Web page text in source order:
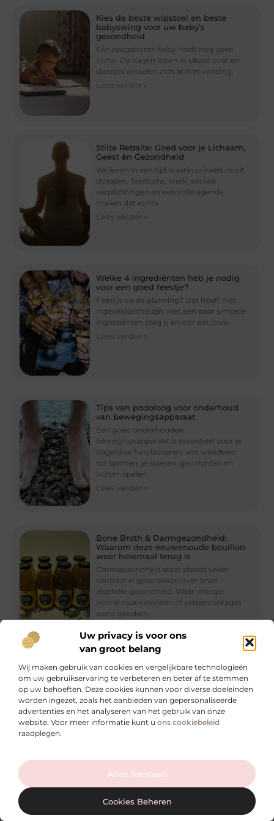
Uw privacy is voor ons
van groot belang
Wij maken gebruik van cookies en vergelijkbare technologieën
om uw gebruikservaring te verbeteren en beter af te stemmen
op uw behoeften. Deze cookies kunnen voor diverse doeleinden
worden ingezet, zoals het aanbieden van gepersonaliseerde
advertenties en het analyseren van het gebruik van onze
website. Voor meer informatie kunt u ons cookiebeleid
raadplegen.
Alles Toestaan
Cookies Beheren
Ga Naar
Kies de beste wipstoel en beste
babyswing voor uw baby’s
gezondheid
Een pasgeboren baby heeft nog geen
ritme. De dagen lopen in elkaar over en
slaapjes wisselen zich af met voeding,
Lees verder »
Stilte Retraite: Goed voor je Lichaam,
Geest én Gezondheid
We leven in een tijd waarin prikkels nooit
stoppen. Telefoons, werk, sociale
verplichtingen en een volle agenda
maken dat echte
Lees verder »
Welke 4 ingrediënten heb je nodig
voor een goed feestje?
Feestje op de planning? Dat hoeft niet
ingewikkeld te zijn. Met een paar simpele
ingrediënten zorg jij ervoor dat jouw
Lees verder »
Tips van podoloog voor onderhoud
van bewegingsapparaat
Een goed onderhouden
bewegingsapparaat is essentieel voor je
dagelijkse functioneren. Van wandelen
tot sporten, je spieren, gewrichten en
botten spelen
Lees verder »
Bone Broth & Darmgezondheid:
Waarom deze eeuwenoude bouillon
weer helemaal terug is
Darmgezondheid staat steeds vaker
centraal in gesprekken over onze
algehele gezondheid. Waar vroeger
vooral naar calorieën of vetpercentages
werd gekeken,
Oxygenetix Foundation: Waarom Dit
Dé Ademende Foundation is voor
Acne en Gevoelige Huid
Stel je een foundation voor die je huid
niet alleen camoufleert, maar haar actief
helpt te genezen en te ademen.
Geen stress meer in de tandartsstoel